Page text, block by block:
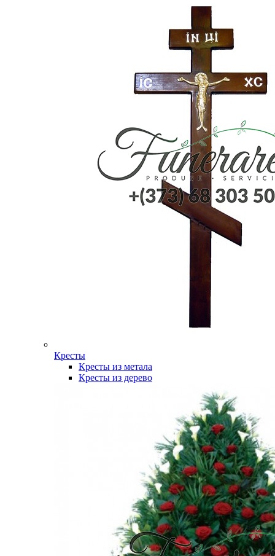
Кресты
Кресты из метала
Кресты из дерево